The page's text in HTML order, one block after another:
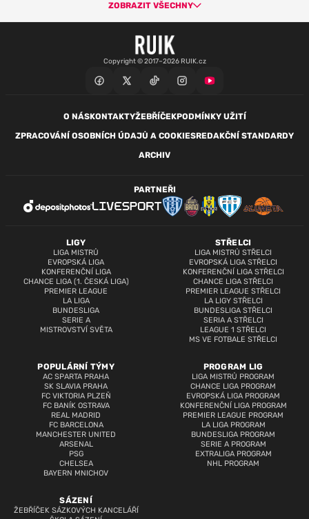
ZOBRAZIT VŠECHNY
Copyright © 2017–2026 RUIK.cz
O NÁSKONTAKTYŽEBŘÍČEKPODMÍNKY UŽITÍ
ZPRACOVÁNÍ OSOBNÍCH ÚDAJŮ A COOKIESREDAKČNÍ STANDARDY
ARCHIV
LIGY
LIGA MISTRŮ
EVROPSKÁ LIGA
KONFERENČNÍ LIGA
CHANCE LIGA (1. ČESKÁ LIGA)
PREMIER LEAGUE
LA LIGA
BUNDESLIGA
SERIE A
MISTROVSTVÍ SVĚTA
STŘELCI
LIGA MISTRŮ STŘELCI
EVROPSKÁ LIGA STŘELCI
KONFERENČNÍ LIGA STŘELCI
CHANCE LIGA STŘELCI
PREMIER LEAGUE STŘELCI
LA LIGY STŘELCI
BUNDESLIGA STŘELCI
SERIA A STŘELCI
LEAGUE 1 STŘELCI
MS VE FOTBALE STŘELCI
POPULÁRNÍ TÝMY
AC SPARTA PRAHA
SK SLAVIA PRAHA
FC VIKTORIA PLZEŇ
FC BANÍK OSTRAVA
REAL MADRID
FC BARCELONA
MANCHESTER UNITED
ARSENAL
PSG
CHELSEA
BAYERN MNICHOV
PROGRAM LIG
LIGA MISTRŮ PROGRAM
CHANCE LIGA PROGRAM
EVROPSKÁ LIGA PROGRAM
KONFERENČNÍ LIGA PROGRAM
PREMIER LEAGUE PROGRAM
LA LIGA PROGRAM
BUNDESLIGA PROGRAM
SERIE A PROGRAM
EXTRALIGA PROGRAM
NHL PROGRAM
SÁZENÍ
ŽEBŘÍČEK SÁZKOVÝCH KANCELÁŘÍ
PARTNEŘI